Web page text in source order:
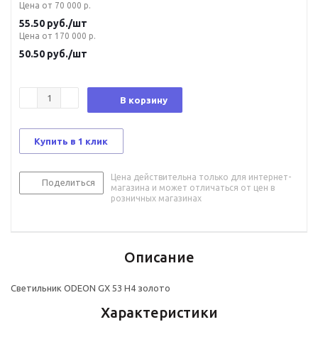
Цена от 70 000 р.
55.50 руб./шт
Цена от 170 000 р.
50.50 руб./шт
В корзину
Купить в 1 клик
Поделиться
Цена действительна только для интернет-
магазина и может отличаться от цен в
розничных магазинах
Описание
Светильник ODEON GX 53 Н4 золото
Характеристики